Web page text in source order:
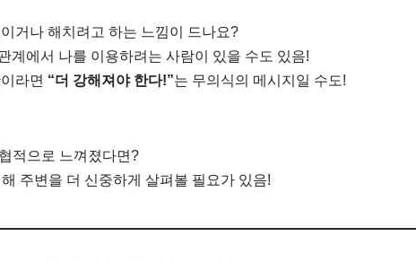
거나 해치려고 하는 느낌이 드나요?
계에서 나를 이용하려는 사람이 있을 수도 있음!
라면 “더 강해져야 한다!”는 무의식의 메시지일 수도!
적으로 느껴졌다면?
주변을 더 신중하게 살펴볼 필요가 있음!